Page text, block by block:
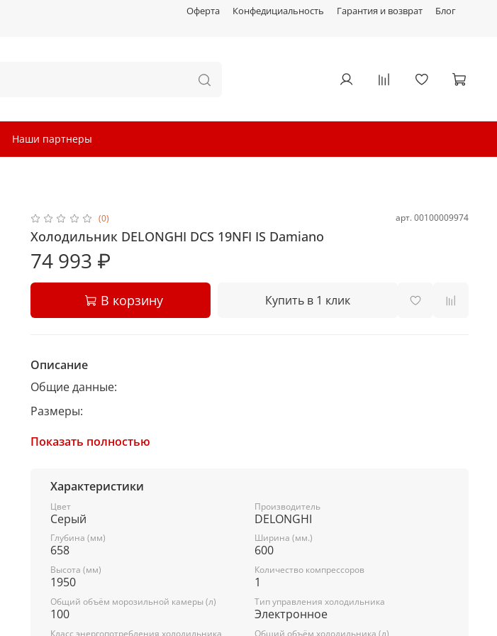
Оферта Конфедициальность Гарантия и возврат Блог
Наши партнеры
(0) арт.00100009974
Холодильник DELONGHI DCS 19NFI IS Damiano
74 993 ₽
В корзину Купить в 1 клик
Описание
Общие данные:
Размеры:
высота: 195 см
глубина: 65,8 см
Общий объем/ Полезный объем:
Холодильника (л): 344/330
Холодильной камеры (л): 235/230
Морозильной камеры (л): 109/100
Показать полностью
Характеристики
Цвет
Серый
Производитель
DELONGHI
Глубина (мм)
658
Ширина (мм.)
600
Высота (мм)
1950
Количество компрессоров
1
Общий объём морозильной камеры (л)
100
Тип управления холодильника
Электронное
Класс энергопотребления холодильника Общий объём холодильника (л)